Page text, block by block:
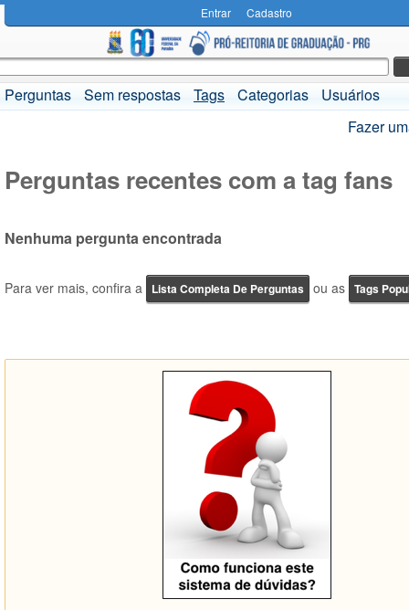
Entrar Cadastro
Perguntas Sem respostas Tags Categorias
Usuários
Fazer
Perguntas recentes com a tag fans
Nenhuma pergunta encontrada
Para ver mais, confira a Lista Completa De Perguntas ou as Tags